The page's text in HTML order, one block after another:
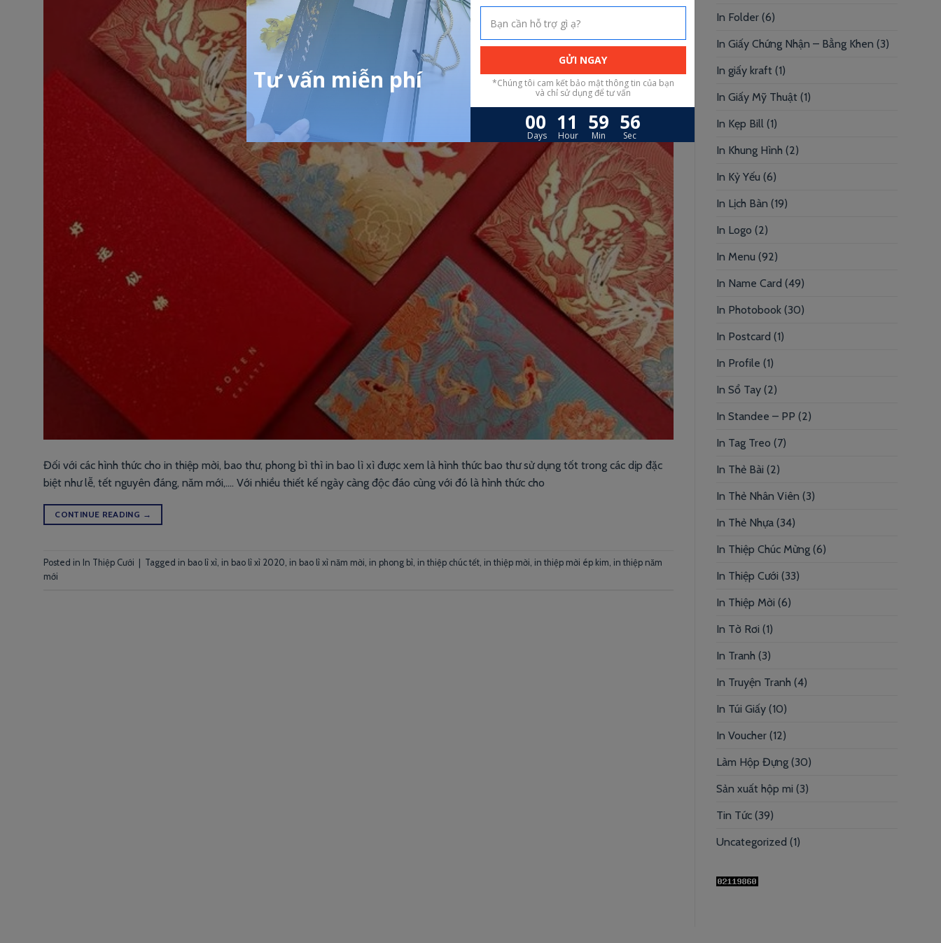
Đối với các hình thức cho in thiệp mời, bao thư, phong bì thì in bao lì xì được xem là hình thức bao thư sử dụng tốt trong các dịp đặc
biệt như lễ, tết nguyên đáng, năm mới,…. Với nhiều thiết kế ngày càng độc đáo cùng với đó là hình thức cho
CONTINUE READING →
Posted in In Thiệp Cưới Tagged in bao lì xì in bao lì xì 2020 in bao lì xì năm mời in phong bì in thiệp chúc tết in thiệp mời in thiệp mời ép kim in thiệp năm
mới
In Folder (6)
In Giấy Chứng Nhận – Bằng Khen (3)
In giấy kraft (1)
In Giấy Mỹ Thuật (1)
In Kẹp Bill (1)
In Khung Hình (2)
In Kỷ Yếu (6)
In Lịch Bàn (19)
In Logo (2)
In Menu (92)
In Name Card (49)
In Photobook (30)
In Postcard (1)
In Profile (1)
In Sổ Tay (2)
In Standee – PP (2)
In Tag Treo (7)
In Thẻ Bài (2)
In Thẻ Nhân Viên (3)
In Thẻ Nhựa (34)
In Thiệp Chúc Mừng (6)
In Thiệp Cưới (33)
In Thiệp Mời (6)
In Tờ Rơi (1)
In Tranh (3)
In Truyện Tranh (4)
In Túi Giấy (10)
In Voucher (12)
Làm Hộp Đựng (30)
Sản xuất hộp mi (3)
Tin Tức (39)
Uncategorized (1)